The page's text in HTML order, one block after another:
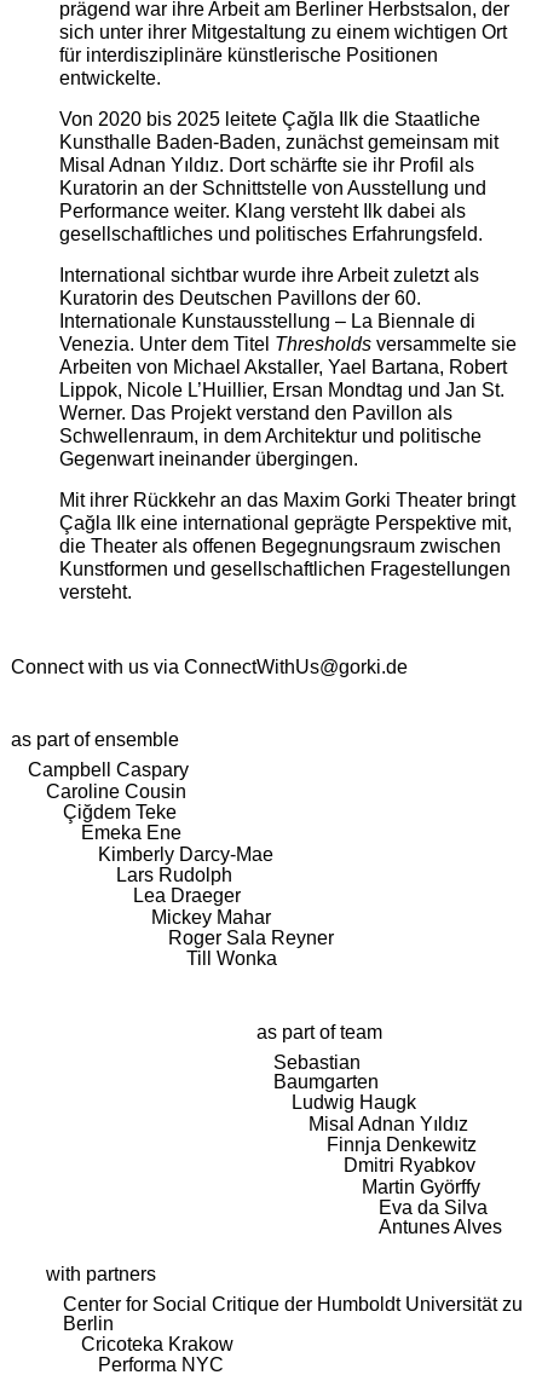
prägend war ihre Arbeit am Berliner Herbstsalon, der
sich unter ihrer Mitgestaltung zu einem wichtigen Ort
für interdisziplinäre künstlerische Positionen
entwickelte.
Von 2020 bis 2025 leitete Çağla Ilk die Staatliche
Kunsthalle Baden-Baden, zunächst gemeinsam mit
Misal Adnan Yıldız. Dort schärfte sie ihr Profil als
Kuratorin an der Schnittstelle von Ausstellung und
Performance weiter. Klang versteht Ilk dabei als
gesellschaftliches und politisches Erfahrungsfeld.
International sichtbar wurde ihre Arbeit zuletzt als
Kuratorin des Deutschen Pavillons der 60.
Internationale Kunstausstellung – La Biennale di
Venezia. Unter dem Titel Thresholdsversammelte sie
Arbeiten von Michael Akstaller, Yael Bartana, Robert
Lippok, Nicole L’Huillier, Ersan Mondtag und Jan St.
Werner. Das Projekt verstand den Pavillon als
Schwellenraum, in dem Architektur und politische
Gegenwart ineinander übergingen.
Mit ihrer Rückkehr an das Maxim Gorki Theater bringt
Çağla Ilk eine international geprägte Perspektive mit,
die Theater als offenen Begegnungsraum zwischen
Kunstformen und gesellschaftlichen Fragestellungen
versteht.
Connect with us via ConnectWithUs@gorki.de
as part of ensemble
Campbell Caspary
Caroline Cousin
Çiğdem Teke
Emeka Ene
Kimberly Darcy-Mae
Lars Rudolph
Lea Draeger
Mickey Mahar
Roger Sala Reyner
Till Wonka
as part of team
Sebastian
Baumgarten
Ludwig Haugk
Misal Adnan Yıldız
Finnja Denkewitz
Dmitri Ryabkov
Martin Györffy
Eva da Silva
Antunes Alves
with partners
Center for Social Critique der Humboldt Universität zu
Berlin
Cricoteka Krakow
Performa NYC